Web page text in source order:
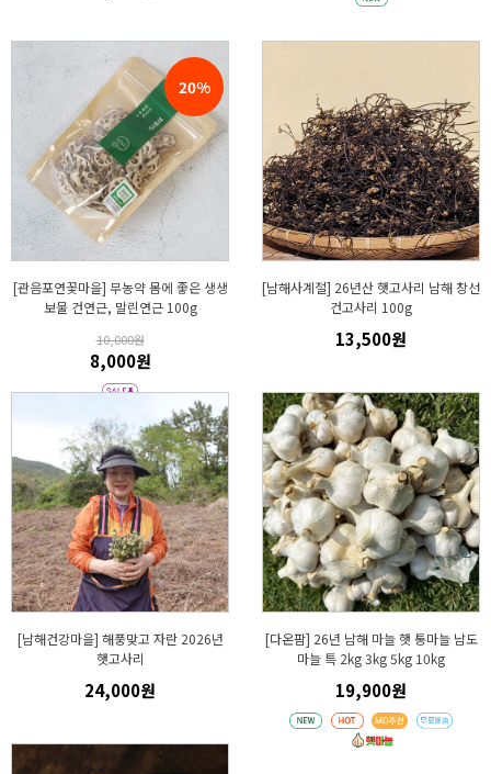
20%
[관음포연꽃마을] 무농약 몸에 좋은 생생
보물 건연근, 말린연근 100g
10,000원
8,000원
[남해사계절] 26년산 햇고사리 남해 창선
건고사리 100g
13,500원
[남해건강마을] 해풍맞고 자란 2026년
햇고사리
24,000원
[다온팜] 26년 남해 마늘 햇 통마늘 남도
마늘 특 2kg 3kg 5kg 10kg
19,900원